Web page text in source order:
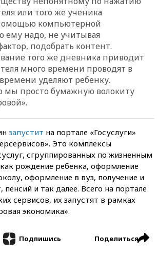
или того же ученика
компьютерной
ему надо, не учитывая
подобрать контент.
того же дневника приводит
много времени проводят в
уделяют ребенку.
мы просто бумажную волокиту
запустит на портале «Госуслуги»
Это комплексы
сгруппированных по жизненным
рождение ребенка, оформление
оформление в вуз, получение и
и так далее. Всего на портале
сервисов, их запустят в рамках
экономика».
Подпишись Поделиться